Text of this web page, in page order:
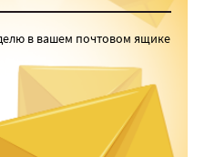
в вашем почтовом ящике